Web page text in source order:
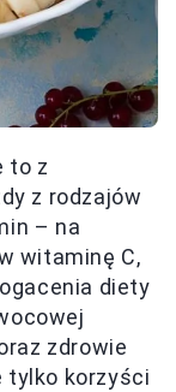
to z
z rodzajów
– na
witaminę C,
diety
zdrowie
tylko korzyści